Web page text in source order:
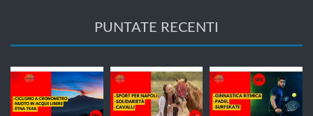
PUNTATE RECENTI